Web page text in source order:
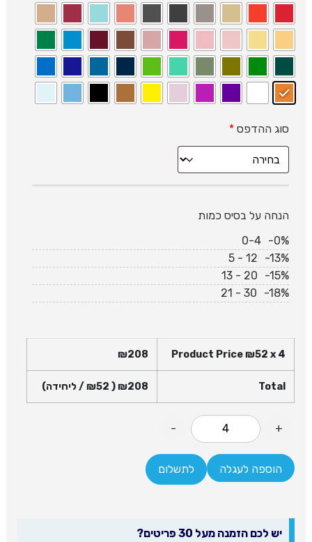
סוג ההדפס *
הנחה על בסיס כמות
0-4 -0%
5 - 12
-13%
13 - 20
-15%
21 - 30
-18%
Product Price ₪52 x 4
₪208
Total
₪208
( ₪
52 / ליחידה)
- +
הוספה לעגלה לתשלום
יש לכם הזמנה מעל 30 פריטים?